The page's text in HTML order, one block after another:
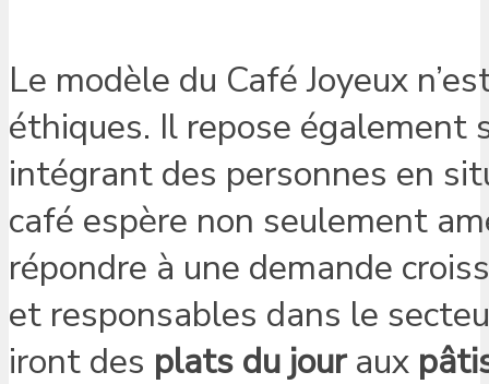
Le modèle du Café Joyeux
éthiques. Il repose également
intégrant des personnes en
café espère non seulement
répondre à une demande
et responsables dans le
iront des plats du jouraux